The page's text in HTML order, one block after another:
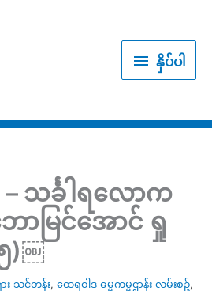
နှိပ် နှိပ်ပါ
သင်္ခါရလောက
မြင်အောင် ရှု
)￼
း သင်တန်း, ထေရဝါဒ ဓမ္မကမ္မဌာန်း လမ်းစဥ်,